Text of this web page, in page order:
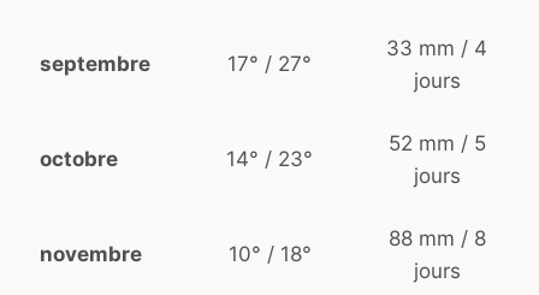
septembre 17° / 27°
33 mm / 4
jours
octobre 14° / 23°
52 mm / 5
jours
novembre 10° / 18°
88 mm / 8
jours